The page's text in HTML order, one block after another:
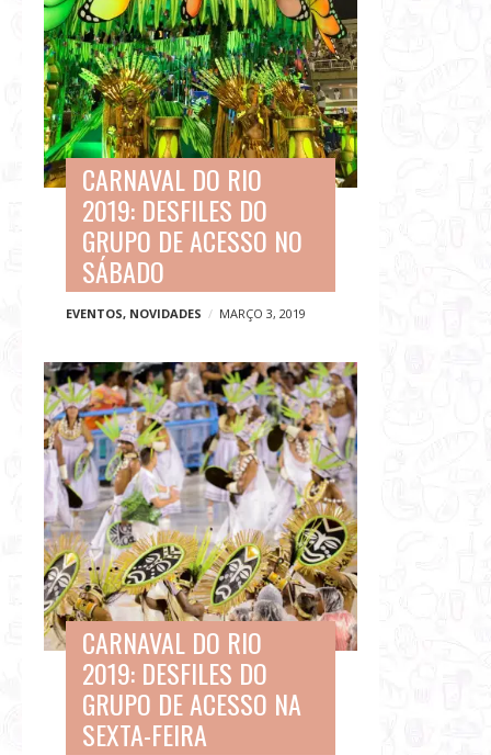
CARNAVAL DO RIO
2019: DESFILES DO
GRUPO DE ACESSO NO
SÁBADO
EVENTOS, NOVIDADES MARÇO 3, 2019
CARNAVAL DO RIO
2019: DESFILES DO
GRUPO DE ACESSO NA
SEXTA-FEIRA